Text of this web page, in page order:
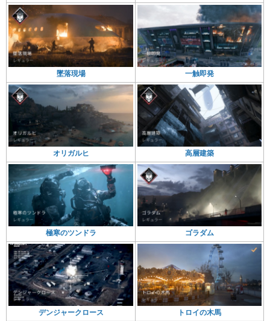
墜落現場 一触即発
オリガルヒ 高層建築
極寒のツンドラ ゴラダム
デンジャークロース トロイの木馬